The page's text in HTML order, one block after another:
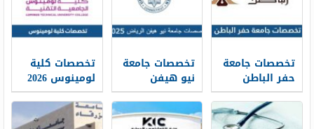
تخصصات جامعة
حفر الباطن
ونسب القبول
1448
تخصصات جامعة
نيو هيفن
الرياض 2026
تخصصات كلية
لومينوس 2026
ومعدلات القبول